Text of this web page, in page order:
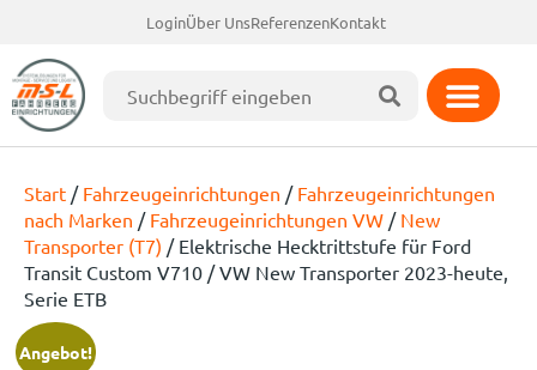
LoginÜber UnsReferenzenKontakt
Start / Fahrzeugeinrichtungen / Fahrzeugeinrichtungen
nach Marken / Fahrzeugeinrichtungen VW / New
Transporter (T7) / Elektrische Hecktrittstufe für Ford
Transit Custom V710 / VW New Transporter 2023-heute,
Serie ETB
Angebot!